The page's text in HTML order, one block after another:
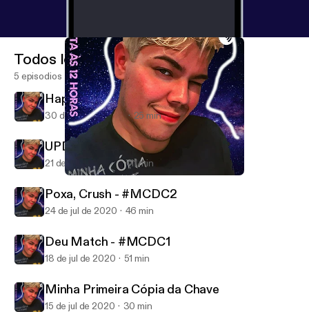
Minha Cópia Da Chave
Todos los episodios
5 episodios
Happy "Busnei" to you - #MCDC4
30 de ago de 2020 25 min
UPDATE - #MCDC3
21 de ago de 2020 11 min
Poxa, Crush - #MCDC2
24 de jul de 2020 46 min
Deu Match - #MCDC1
18 de jul de 2020 51 min
Minha Primeira Cópia da Chave
15 de jul de 2020 30 min